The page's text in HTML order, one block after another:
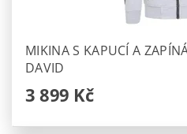
MIKINA S KAPUCÍ A
DAVID
3 899 Kč